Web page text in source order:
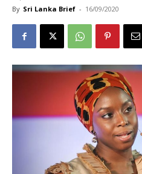
By Sri Lanka Brief - 16/09/2020